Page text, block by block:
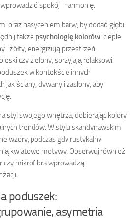
spokój i harmonię.
oraz nasyceniem barw, by dodać głębi
także psychologię kolorów: ciepłe
i żółty, energizują przestrzeń,
czy zielony, sprzyjają relaksowi.
w kontekście innych
ściany, dywany i zasłony, aby
styl swojego wnętrza, dobierając kolory
trendów. W stylu skandynawskim
wzory, podczas gdy rustykalny
kwiatowe motywy. Obserwuj również
czy mikrofibra wprowadzą
poduszek:
asymetria